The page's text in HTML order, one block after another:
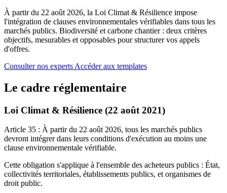
À partir du 22 août 2026, la Loi Climat & Résilience impose
l'intégration de clauses environnementales vérifiables dans tous les
marchés publics. Biodiversité et carbone chantier : deux critères
objectifs, mesurables et opposables pour structurer vos appels
d'offres.
Consulter nos experts Accéder aux templates
Le cadre réglementaire
Loi Climat & Résilience (22 août 2021)
Article 35 : À partir du 22 août 2026, tous les marchés publics
devront intégrer dans leurs conditions d'exécution au moins une
clause environnementale vérifiable.
Cette obligation s'applique à l'ensemble des acheteurs publics : État,
collectivités territoriales, établissements publics, et organismes de
droit public.